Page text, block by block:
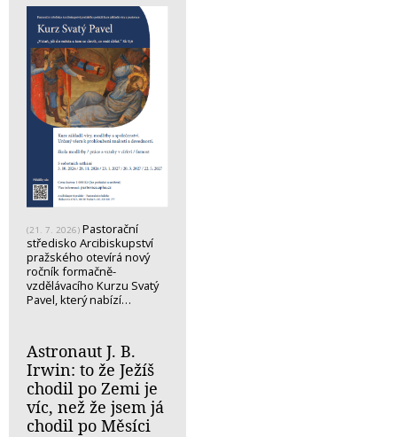
(21. 7. 2026) Pastorační
středisko Arcibiskupství
pražského otevírá nový
ročník formačně-
vzdělávacího Kurzu Svatý
Pavel, který nabízí…
Astronaut J. B.
Irwin: to že Ježíš
chodil po Zemi je
víc, než že jsem já
chodil po Měsíci